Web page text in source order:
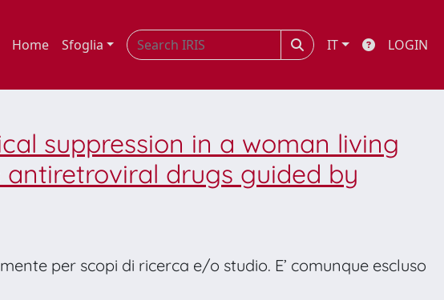
Home Sfoglia IT LOGIN
suppression in a woman living
drugs guided by
per scopi di ricerca e/o studio. E’ comunque escluso